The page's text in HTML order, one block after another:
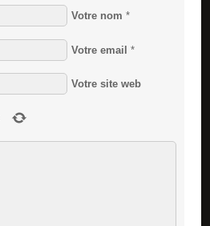
Votre nom *
Votre email *
Votre site web